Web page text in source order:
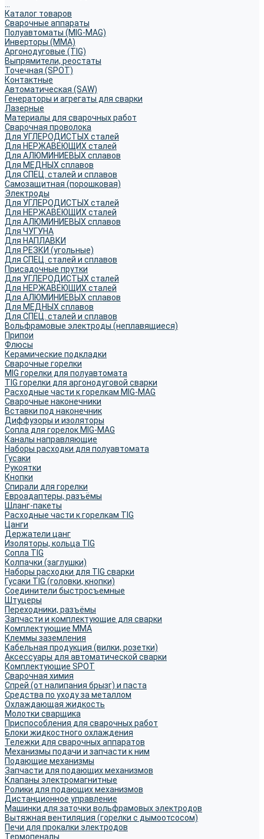
Каталог товаров
Сварочные аппараты
Полуавтоматы (MIG-MAG)
Инверторы (MMA)
Аргонодуговые (TIG)
Выпрямители, реостаты
Точечная (SPOT)
Контактные
Автоматическая (SAW)
Генераторы и агрегаты для сварки
Лазерные
Материалы для сварочных работ
Сварочная проволока
Для УГЛЕРОДИСТЫХ сталей
Для НЕРЖАВЕЮЩИХ сталей
Для АЛЮМИНИЕВЫХ сплавов
Для МЕДНЫХ сплавов
Для СПЕЦ. сталей и сплавов
Самозащитная (порошковая)
Электроды
Для УГЛЕРОДИСТЫХ сталей
Для НЕРЖАВЕЮЩИХ сталей
Для АЛЮМИНИЕВЫХ сплавов
Для ЧУГУНА
Для НАПЛАВКИ
Для РЕЗКИ (угольные)
Для СПЕЦ. сталей и сплавов
Присадочные прутки
Для УГЛЕРОДИСТЫХ сталей
Для НЕРЖАВЕЮЩИХ сталей
Для АЛЮМИНИЕВЫХ сплавов
Для МЕДНЫХ сплавов
Для СПЕЦ. сталей и сплавов
Вольфрамовые электроды (неплавящиеся)
Припои
Флюсы
Керамические подкладки
Сварочные горелки
MIG горелки для полуавтомата
TIG горелки для аргонодуговой сварки
Расходные части к горелкам MIG-MAG
Сварочные наконечники
Вставки под наконечник
Диффузоры и изоляторы
Сопла для горелок MIG-MAG
Каналы направляющие
Наборы расходки для полуавтомата
Гусаки
Рукоятки
Кнопки
Спирали для горелки
Евроадаптеры, разъёмы
Шланг-пакеты
Расходные части к горелкам TIG
Цанги
Держатели цанг
Изоляторы, кольца TIG
Сопла TIG
Колпачки (заглушки)
Наборы расходки для TIG сварки
Гусаки TIG (головки, кнопки)
Соединители быстросъемные
Штуцеры
Переходники, разъёмы
Запчасти и комплектующие для сварки
Комплектующие ММА
Клеммы заземления
Кабельная продукция (вилки, розетки)
Аксессуары для автоматической сварки
Комплектующие SPOT
Сварочная химия
Спрей (от налипания брызг) и паста
Средства по уходу за металлом
Охлаждающая жидкость
Молотки сварщика
Приспособления для сварочных работ
Блоки жидкостного охлаждения
Тележки для сварочных аппаратов
Механизмы подачи и запчасти к ним
Подающие механизмы
Запчасти для подающих механизмов
Клапаны электромагнитные
Ролики для подающих механизмов
Дистанционное управление
Машинки для заточки вольфрамовых электродов
Вытяжная вентиляция (горелки с дымоотсосом)
Печи для прокалки электродов
Термопеналы